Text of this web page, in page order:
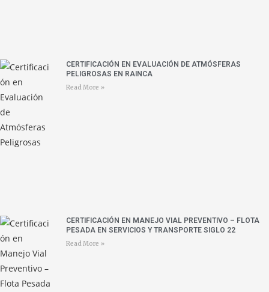
CERTIFICACIÓN EN EVALUACIÓN DE ATMÓSFERAS
PELIGROSAS EN RAINCA
Read More »
CERTIFICACIÓN EN MANEJO VIAL PREVENTIVO – FLOTA
PESADA EN SERVICIOS Y TRANSPORTE SIGLO 22
Read More »